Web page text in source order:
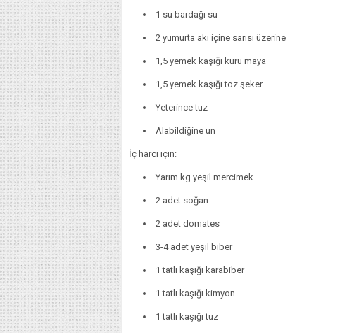
1 su bardağı su
2 yumurta akı içine sarısı üzerine
1,5 yemek kaşığı kuru maya
1,5 yemek kaşığı toz şeker
Yeterince tuz
Alabildiğine un
İç harcı için:
Yarım kg yeşil mercimek
2 adet soğan
2 adet domates
3-4 adet yeşil biber
1 tatlı kaşığı karabiber
1 tatlı kaşığı kimyon
1 tatlı kaşığı tuz